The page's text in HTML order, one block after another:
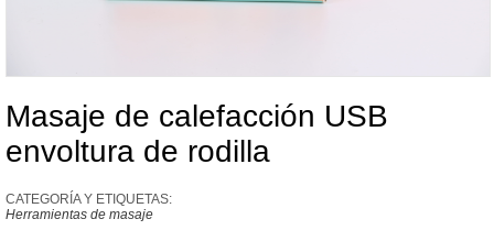
Masaje de calefacción USB
envoltura de rodilla
CATEGORÍA Y ETIQUETAS:
Herramientas de masaje